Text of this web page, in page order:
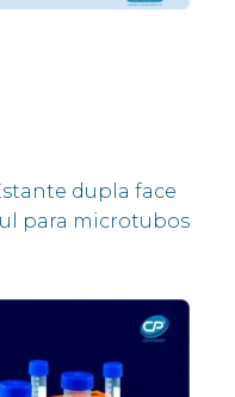
dupla face
para microtubos